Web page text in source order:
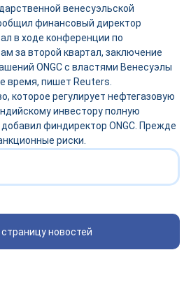
венесуэльской
финансовый директор
в ходе конференции по
за второй квартал, заключение
ONGC с властями Венесуэлы
время, пишет Reuters.
которое регулирует нефтегазовую
инвестору полную
финдиректор ONGC. Прежде
риски.
новостей